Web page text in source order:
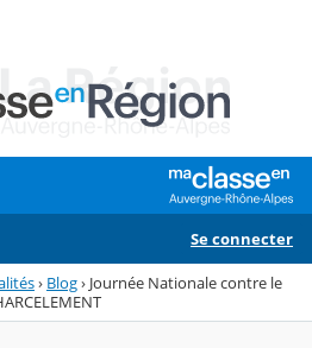
Se connecter
› Blog› Journée Nationale contre le